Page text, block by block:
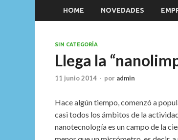
HOME NOVEDADES
SIN CATEGORÍA
Llega la
11 junio 2014 - por admin
Hace algún tiempo, comenzó a
casi todos los ámbitos de la
nanotecnología es un campo de la